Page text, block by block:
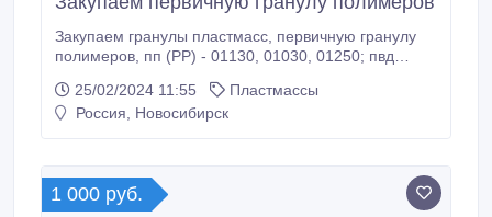
Закупаем гранулы пластмасс, первичную гранулу
полимеров, пп (PP) - 01130, 01030, 01250; пвд
(7617), 277 (2212), 293 экструзия, ПЭ 100, пэ6949;
лпвд, пс (PS) - 525, пс 825, пс 585, абс (ABS), пвх
25/02/2024 11:55
Пластмассы
Россия, Новосибирск
1 000 руб.